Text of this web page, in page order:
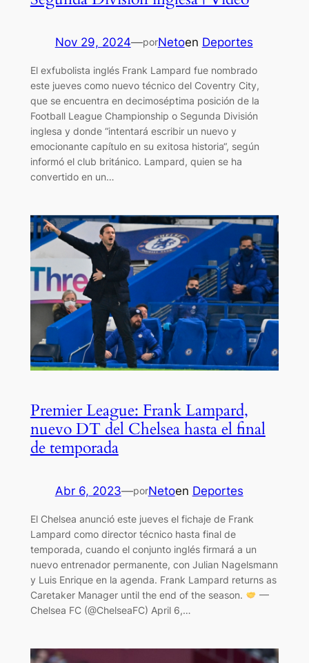
Nov 29, 2024—porNetoen Deportes
El exfubolista inglés Frank Lampard fue nombrado
este jueves como nuevo técnico del Coventry City,
que se encuentra en decimoséptima posición de la
Football League Championship o Segunda División
inglesa y donde “intentará escribir un nuevo y
emocionante capítulo en su exitosa historia“, según
informó el club británico. Lampard, quien se ha
convertido en un…
Premier League: Frank Lampard,
nuevo DT del Chelsea hasta el final
de temporada
Abr 6, 2023—porNetoen Deportes
El Chelsea anunció este jueves el fichaje de Frank
Lampard como director técnico hasta final de
temporada, cuando el conjunto inglés firmará a un
nuevo entrenador permanente, con Julian Nagelsmann
y Luis Enrique en la agenda. Frank Lampard returns as
Caretaker Manager until the end of the season.
—
Chelsea FC (@ChelseaFC) April 6,…